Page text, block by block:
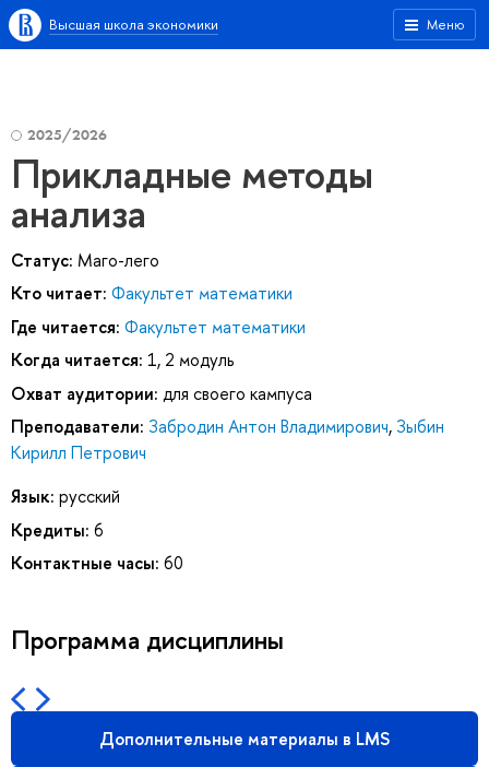
Меню
Высшая школа экономики
2025/2026
Прикладные методы
анализа
Статус: Маго-лего
Кто читает: Факультет математики
Где читается: Факультет математики
Когда читается: 1, 2 модуль
Охват аудитории: для своего кампуса
Преподаватели: Забродин Антон Владимирович, Зыбин
Кирилл Петрович
Язык: русский
Кредиты: 6
Контактные часы: 60
Программа дисциплины
Дополнительные материалы в LMS